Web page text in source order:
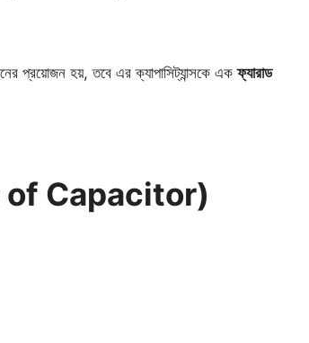
প্রয়োজন হয়, তবে এর ক্যাপাসিট্যান্সকে একফ্যারাড
of Capacitor)